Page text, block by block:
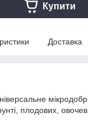
Купити
Доставка
плодових,